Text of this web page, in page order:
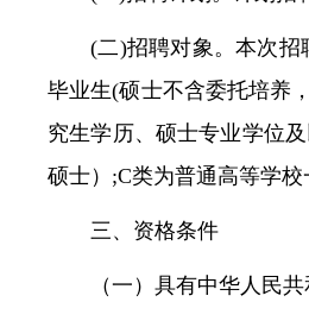
(二)招聘对象。本次招
毕业生(硕士不含委托培养
究生学历、硕士专业学位
硕士）;C类为普通高等学
三、资格条件
（一）具有中华人民